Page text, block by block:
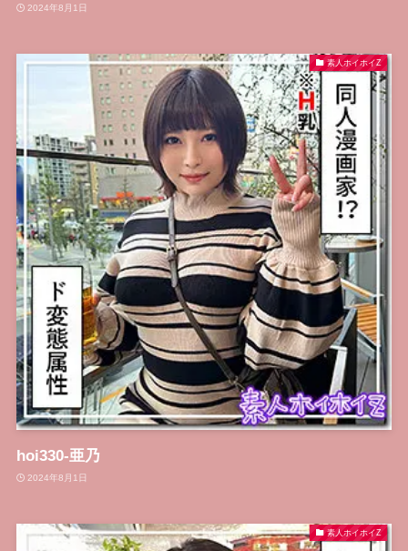
2024年8月1日
素人ホイホイZ
hoi330-亜乃
2024年8月1日
素人ホイホイZ